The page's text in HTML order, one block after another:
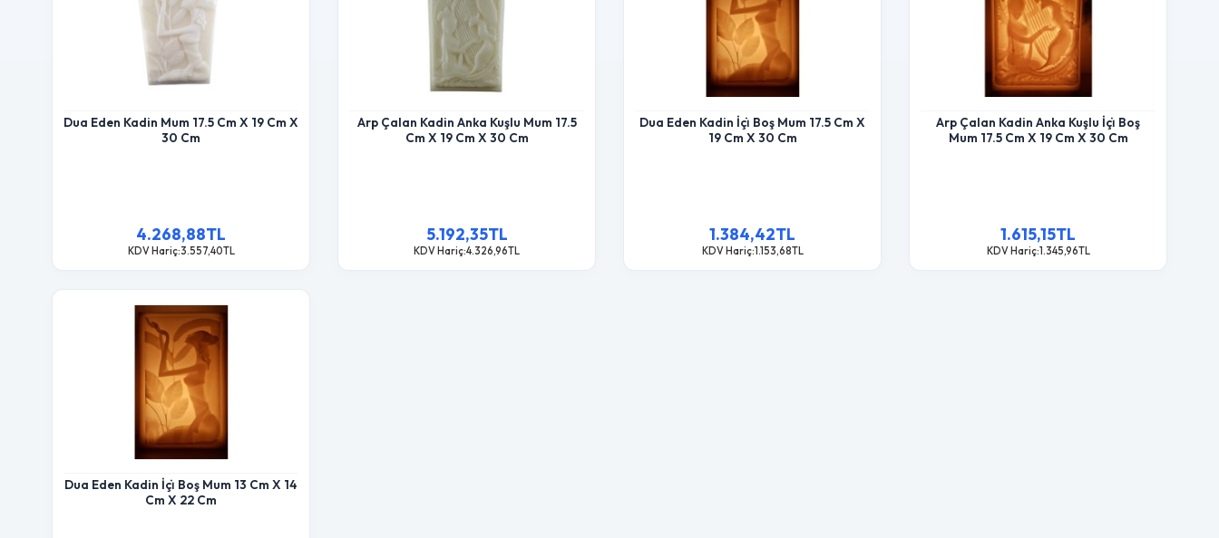
Dua Eden Kadin Mum 17.5 Cm X 19 Cm X
30 Cm
4.268,88TL
KDV Hariç:3.557,40TL
Arp Çalan Kadin Anka Kuşlu Mum 17.5
Cm X 19 Cm X 30 Cm
5.192,35TL
KDV Hariç:4.326,96TL
Dua Eden Kadin İçi̇ Boş Mum 17.5 Cm X
19 Cm X 30 Cm
1.384,42TL
KDV Hariç:1.153,68TL
Arp Çalan Kadin Anka Kuşlu İçi̇ Boş
Mum 17.5 Cm X 19 Cm X 30 Cm
1.615,15TL
KDV Hariç:1.345,96TL
Dua Eden Kadin İçi̇ Boş Mum 13 Cm X 14
Cm X 22 Cm